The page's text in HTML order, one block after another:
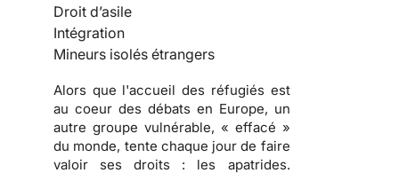
Droit d’asile
Intégration
Mineurs isolés étrangers
Alors que l'accueil des réfugiés est
au coeur des débats en Europe, un
autre groupe vulnérable, « effacé »
du monde, tente chaque jour de faire
valoir ses droits : les apatrides.